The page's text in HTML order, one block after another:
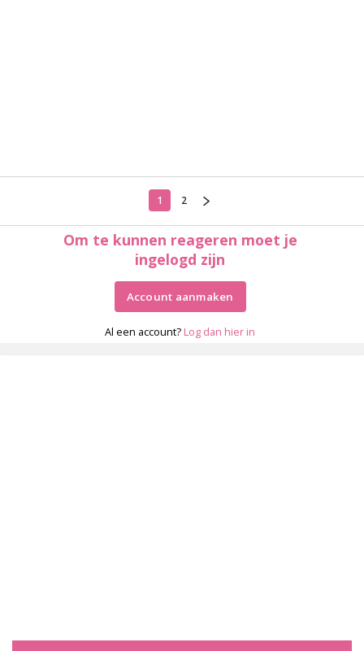
1 2
Om te kunnen reageren moet je
ingelogd zijn
Account aanmaken
Al een account? Log dan hier in